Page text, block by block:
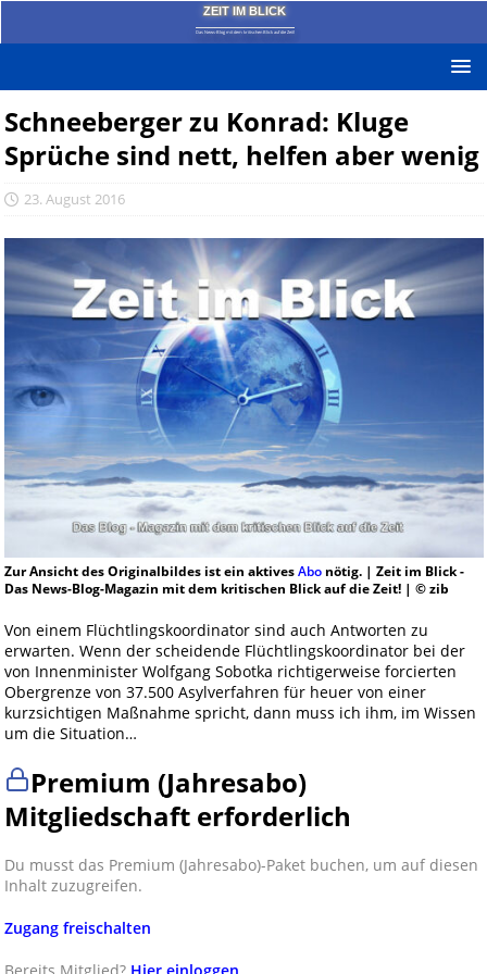
ZEIT IM BLICK
Das News-Blog mit dem kritischen Blick auf die Zeit!
Schneeberger zu Konrad: Kluge
Sprüche sind nett, helfen aber wenig
23. August 2016
Zur Ansicht des Originalbildes ist ein aktivesAbonötig. | Zeit im Blick -
Das News-Blog-Magazin mit dem kritischen Blick auf die Zeit! | © zib
Von einem Flüchtlingskoordinator sind auch Antworten zu
erwarten. Wenn der scheidende Flüchtlingskoordinator bei der
von Innenminister Wolfgang Sobotka richtigerweise forcierten
Obergrenze von 37.500 Asylverfahren für heuer von einer
kurzsichtigen Maßnahme spricht, dann muss ich ihm, im Wissen
um die Situation…
Premium (Jahresabo)
Mitgliedschaft erforderlich
Du musst das Premium (Jahresabo)-Paket buchen, um auf diesen
Inhalt zuzugreifen.
Zugang freischalten